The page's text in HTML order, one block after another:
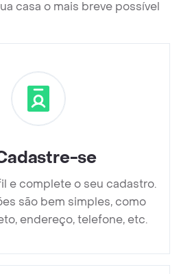
casa o mais breve possível
se
e complete o seu cadastro.
são bem simples, como
endereço, telefone, etc.